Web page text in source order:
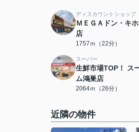
ディスカウントショップ
ＭＥＧＡドン・キ
店
1757ｍ（22分）
スーパー
生鮮市場TOP！ ス
ム鴻巣店
2064ｍ（26分）
近隣の物件